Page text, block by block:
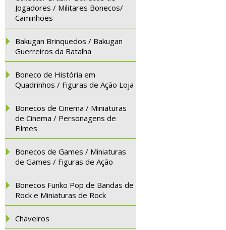
Jogadores / Militares Bonecos/
Caminhões
Bakugan Brinquedos / Bakugan
Guerreiros da Batalha
Boneco de História em
Quadrinhos / Figuras de Ação Loja
Bonecos de Cinema / Miniaturas
de Cinema / Personagens de
Filmes
Bonecos de Games / Miniaturas
de Games / Figuras de Ação
Bonecos Funko Pop de Bandas de
Rock e Miniaturas de Rock
Chaveiros